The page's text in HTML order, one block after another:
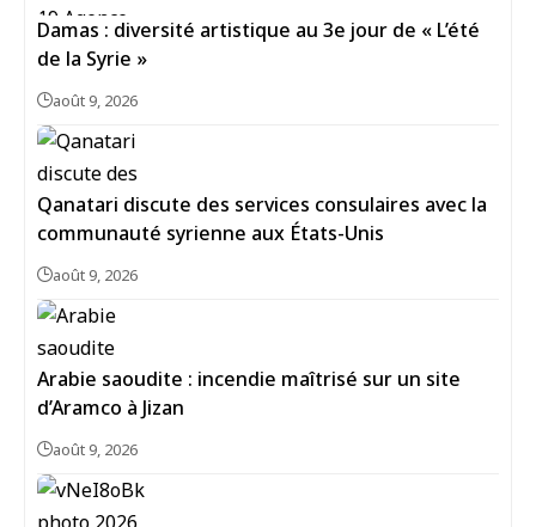
Damas : diversité artistique au 3e jour de « L’été
de la Syrie »
août 9, 2026
Qanatari discute des services consulaires avec la
communauté syrienne aux États-Unis
août 9, 2026
Arabie saoudite : incendie maîtrisé sur un site
d’Aramco à Jizan
août 9, 2026